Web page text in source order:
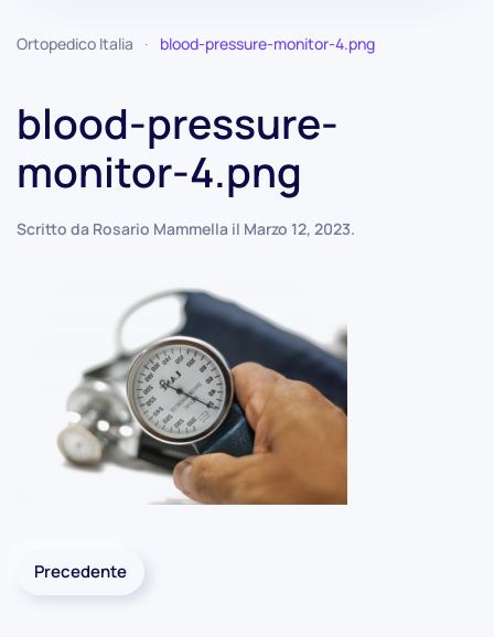
Ortopedico Italia blood-pressure-monitor-4.png
blood-pressure-
monitor-4.png
Scritto da Rosario Mammella il Marzo 12, 2023.
Precedente